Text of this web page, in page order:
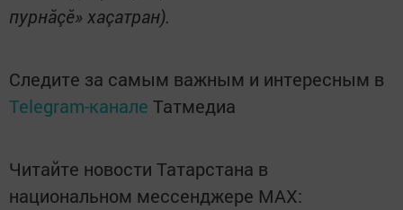
пурнăçӗ» хаçатран).
Следите за самым важным и интересным в
Telegram-канале Татмедиа
Читайте новости Татарстана в
национальном мессенджере MАХ: